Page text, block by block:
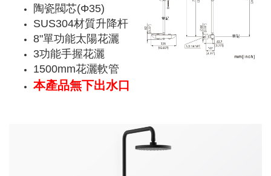
陶瓷閥芯(Φ35)
SUS304材質升降杆
8"單功能太陽花灑
3功能手握花灑
1500mm花灑軟管
本產品無下出水口